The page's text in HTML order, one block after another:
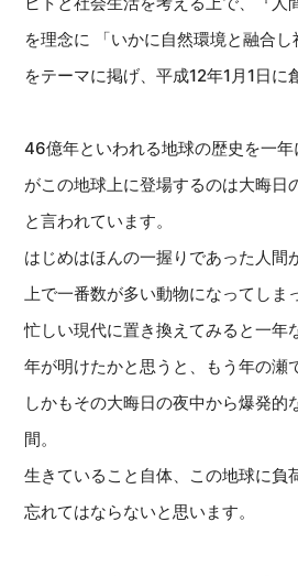
を理念に 「いかに自然環境と融合し
をテーマに掲げ、平成12年1月1日に
46億年といわれる地球の歴史を一
がこの地球上に登場するのは大晦
と言われています。
はじめはほんの一握りであった人間
上で一番数が多い動物になってしま
忙しい現代に置き換えてみると一年
年が明けたかと思うと、もう年の瀬
しかもその大晦日の夜中から爆発的
間。
生きていること自体、この地球に負
忘れてはならないと思います。